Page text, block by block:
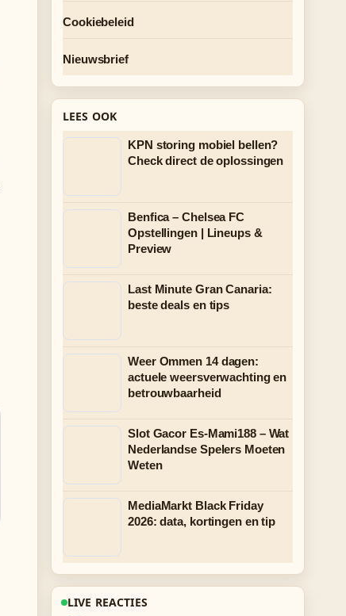
Cookiebeleid
Nieuwsbrief
LEES OOK
KPN storing mobiel bellen?
Check direct de oplossingen
Benfica – Chelsea FC
Opstellingen | Lineups &
Preview
Last Minute Gran Canaria:
beste deals en tips
Weer Ommen 14 dagen:
actuele weersverwachting en
betrouwbaarheid
Slot Gacor Es-Mami188 – Wat
Nederlandse Spelers Moeten
Weten
MediaMarkt Black Friday
2026: data, kortingen en tip
LIVE REACTIES